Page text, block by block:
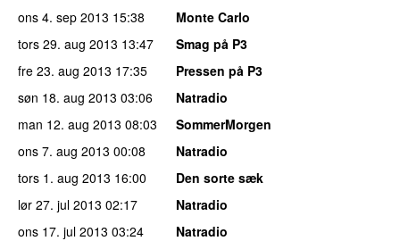
ons 4. sep 2013 15:38
Monte Carlo
tors 29. aug 2013 13:47
Smag på P3
fre 23. aug 2013 17:35
Pressen på P3
søn 18. aug 2013 03:06
Natradio
man 12. aug 2013 08:03
SommerMorgen
ons 7. aug 2013 00:08
Natradio
tors 1. aug 2013 16:00
Den sorte sæk
lør 27. jul 2013 02:17
Natradio
ons 17. jul 2013 03:24
Natradio